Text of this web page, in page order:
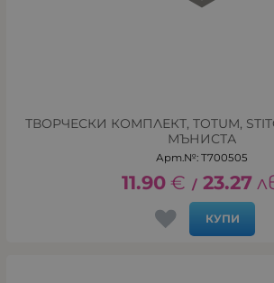
ТВОРЧЕСКИ КОМПЛЕКТ, TOTUM,
МЪНИСТА
Арт.№: T700505
11.90 € / 23.27
КУПИ